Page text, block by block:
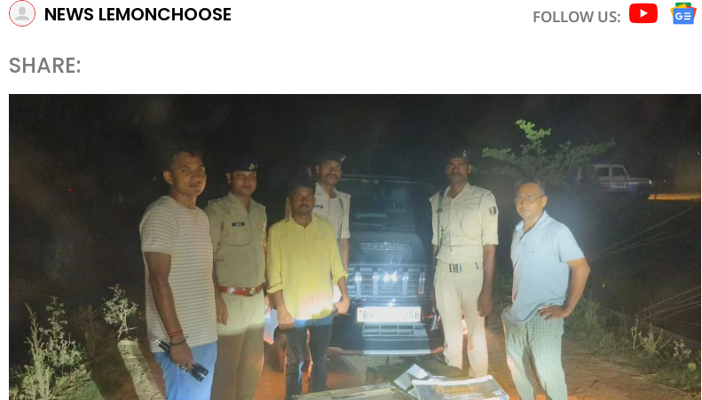
NEWS LEMONCHOOSE FOLLOW US:
SHARE: